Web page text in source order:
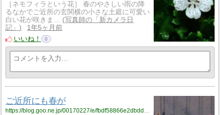
［ネモフィラという花］ 春のやさしい雨の降
るなかでご近所の玄関横の小さな土庭に可愛い
白い花が咲きま…
写真師の「新カメラ日
記」
1年5ヶ月前
いいね！
0
ご近所にも春が
https://blog.goo.ne.jp/00170227/e/fbdf58866e2dbdd912a1a2105235ec8f?fm=rss